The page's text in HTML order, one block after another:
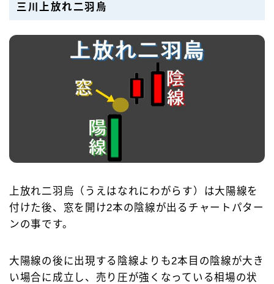
三川上放れ二羽烏
上放れ二羽烏（うえはなれにわがらす）は大陽線を
付けた後、窓を開け2本の陰線が出るチャートパター
ンの事です。
大陽線の後に出現する陰線よりも2本目の陰線が大き
い場合に成立し、売り圧が強くなっている相場の状